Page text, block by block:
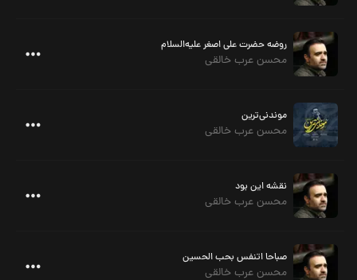
روضه حضرت علی اصغر علیه‌السلام
محسن عرب خالقی
موندنی‌ترین
محسن عرب خالقی
نقشه این بود
محسن عرب خالقی
صباحا اتنفس بحب الحسین
محسن عرب خالقی